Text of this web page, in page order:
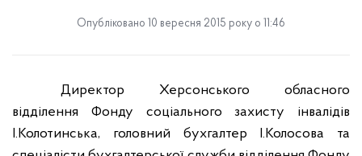
Опубліковано 10 вересня 2015 року о 11:46
Директор Херсонського обласного
відділення Фонду соціального захисту інвалідів
І.Колотинська, головний бухгалтер І.Колосова та